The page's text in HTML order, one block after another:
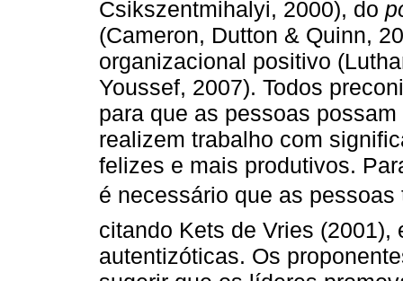
Csikszentmihalyi, 2000), do
(Cameron, Dutton & Quinn,
organizacional positivo
Youssef, 2007). Todos
para que as pessoas
realizem trabalho com
felizes e mais produtivos.
é necessário que as pessoas
citando Kets de Vries
autentizóticas. Os